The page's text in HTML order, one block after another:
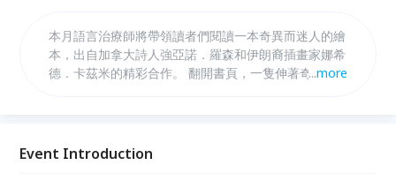
本月語言治療師將帶領讀者們閱讀一本奇異而迷人的繪
本，出自加拿大詩人強亞諾．羅森和伊朗裔插畫家娜希
德．卡茲米的精彩合作。 翻開書頁，一隻伸著奇異長
市中各個角落自在悠遊，探索生活的繽紛樂趣。不經意
...more
Event Introduction